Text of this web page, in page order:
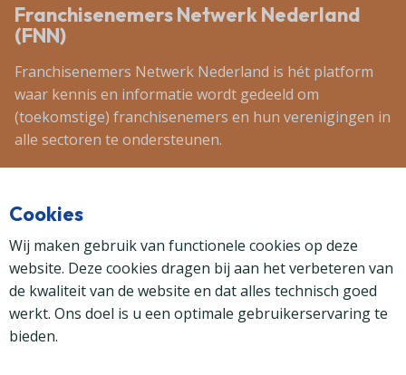
Franchisenemers Netwerk Nederland
(FNN)
Franchisenemers Netwerk Nederland is hét platform
waar kennis en informatie wordt gedeeld om
(toekomstige) franchisenemers en hun verenigingen in
alle sectoren te ondersteunen.
Secretariaat
Blekerijlaan 1
(0348) 41 97 71
fnn@vakcentrum.nl
Cookies
Wij maken gebruik van functionele cookies op deze
website. Deze cookies dragen bij aan het verbeteren van
de kwaliteit van de website en dat alles technisch goed
werkt. Ons doel is u een optimale gebruikerservaring te
bieden.